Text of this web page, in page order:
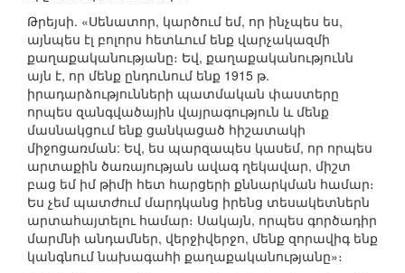
Թրեյսի. «Սենատոր, կարծում եմ, որ ինչպես ես,
այնպես էլ բոլորս հետևում ենք վարչակազմի
քաղաքականությանը։ Եվ, քաղաքականությունն
այն է, որ մենք ընդունում ենք 1915 թ.
իրադարձությունների պատմական փաստերը
որպես զանգվածային վայրագություն և մենք
մասնակցում ենք ցանկացած հիշատակի
միջոցառման: Եվ, ես պարզապես կասեմ, որ որպես
արտաքին ծառայության ավագ ղեկավար, միշտ
բաց եմ իմ թիմի հետ հարցերի քննարկման համար։
Ես չեմ պատժում մարդկանց իրենց տեսակետներն
արտահայտելու համար։ Սակայն, որպես գործադիր
մարմնի անդամներ, վերջիվերջո, մենք զորավիգ ենք
կանգնում նախագահի քաղաքականությանը»։